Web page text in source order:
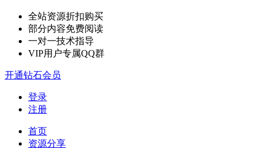
全站资源折扣购买
部分内容免费阅读
一对一技术指导
VIP用户专属QQ群
开通钻石会员
登录
注册
首页
资源分享